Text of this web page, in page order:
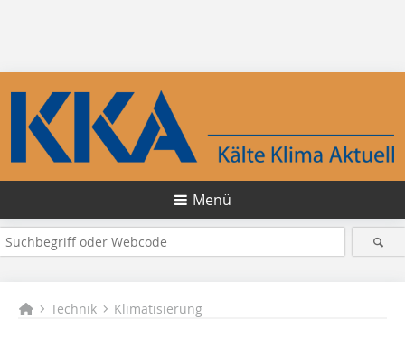
Menü
Technik Klimatisierung